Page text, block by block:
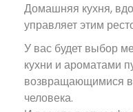
Домашняя кухня,
управляет этим
У вас будет выбор
кухни и ароматами
возвращающимися
человека.